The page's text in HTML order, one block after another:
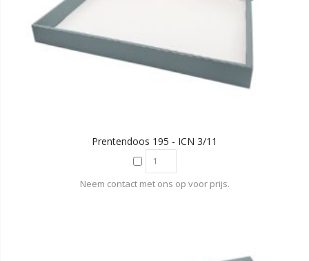
Prentendoos 195 - ICN 3/11
Neem contact met ons op voor prijs.